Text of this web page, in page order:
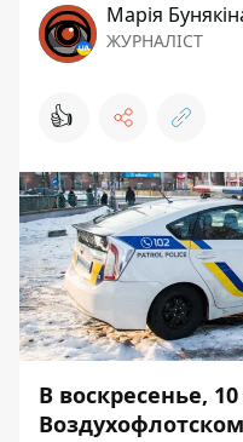
Марія
ЖУРНАЛІСТ
👍
В воскресенье,